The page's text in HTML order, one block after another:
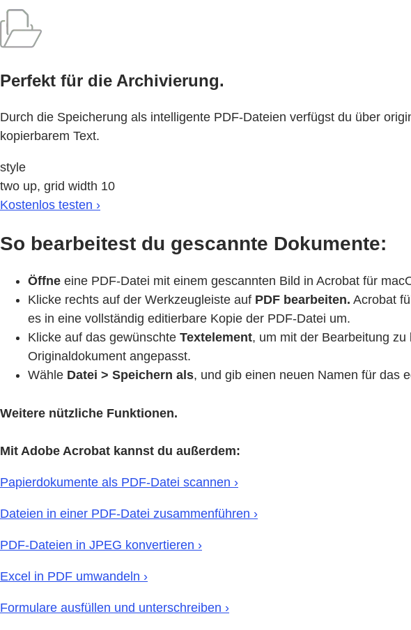
Perfekt für die Archivierung.
Durch die Speicherung als intelligente PDF-Dateien verfügst du über
kopierbarem Text.
style
two up, grid width 10
Kostenlos testen ›
So bearbeitest du gescannte Dokumente:
Öffne eine PDF-Datei mit einem gescannten Bild in Acrobat für
Klicke rechts auf der Werkzeugleiste auf PDF bearbeiten. Acrobat
es in eine vollständig editierbare Kopie der PDF-Datei um.
Klicke auf das gewünschte Textelement, um mit der Bearbeitung
Originaldokument angepasst.
Wähle Datei > Speichern als, und gib einen neuen Namen für das
Weitere nützliche Funktionen.
Mit Adobe Acrobat kannst du außerdem:
Papierdokumente als PDF-Datei scannen ›
Dateien in einer PDF-Datei zusammenführen ›
PDF-Dateien in JPEG konvertieren ›
Excel in PDF umwandeln ›
Formulare ausfüllen und unterschreiben ›